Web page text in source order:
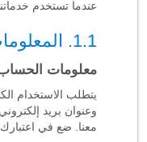
عندما تستخدم
1.1. المعلومات التي تقدّمها لنا
معلومات
يتطلب الاستخدام
وعنوان بريد
معنا. ضع في